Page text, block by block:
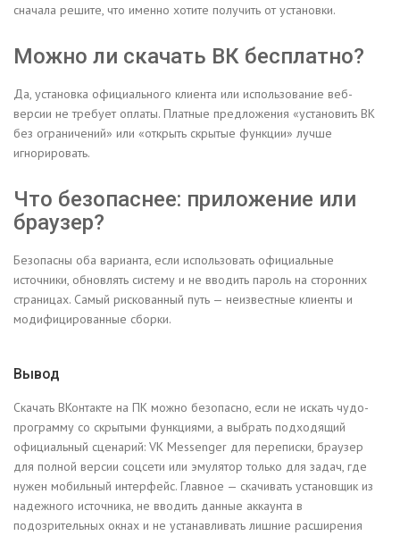
сначала решите, что именно хотите получить от установки.
Можно ли скачать ВК бесплатно?
Да, установка официального клиента или использование веб-
версии не требует оплаты. Платные предложения «установить ВК
без ограничений» или «открыть скрытые функции» лучше
игнорировать.
Что безопаснее: приложение или
браузер?
Безопасны оба варианта, если использовать официальные
источники, обновлять систему и не вводить пароль на сторонних
страницах. Самый рискованный путь — неизвестные клиенты и
модифицированные сборки.
Вывод
Скачать ВКонтакте на ПК можно безопасно, если не искать чудо-
программу со скрытыми функциями, а выбрать подходящий
официальный сценарий: VK Messenger для переписки, браузер
для полной версии соцсети или эмулятор только для задач, где
нужен мобильный интерфейс. Главное — скачивать установщик из
надежного источника, не вводить данные аккаунта в
подозрительных окнах и не устанавливать лишние расширения